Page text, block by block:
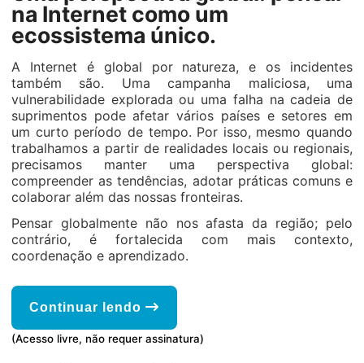
na Internet como um
ecossistema único.
A Internet é global por natureza, e os incidentes
também são. Uma campanha maliciosa, uma
vulnerabilidade explorada ou uma falha na cadeia de
suprimentos pode afetar vários países e setores em
um curto período de tempo. Por isso, mesmo quando
trabalhamos a partir de realidades locais ou regionais,
precisamos manter uma perspectiva global:
compreender as tendências, adotar práticas comuns e
colaborar além das nossas fronteiras.
Pensar globalmente não nos afasta da região; pelo
contrário, é fortalecida com mais contexto,
coordenação e aprendizado.
Continuar lendo
(Acesso livre, não requer assinatura)